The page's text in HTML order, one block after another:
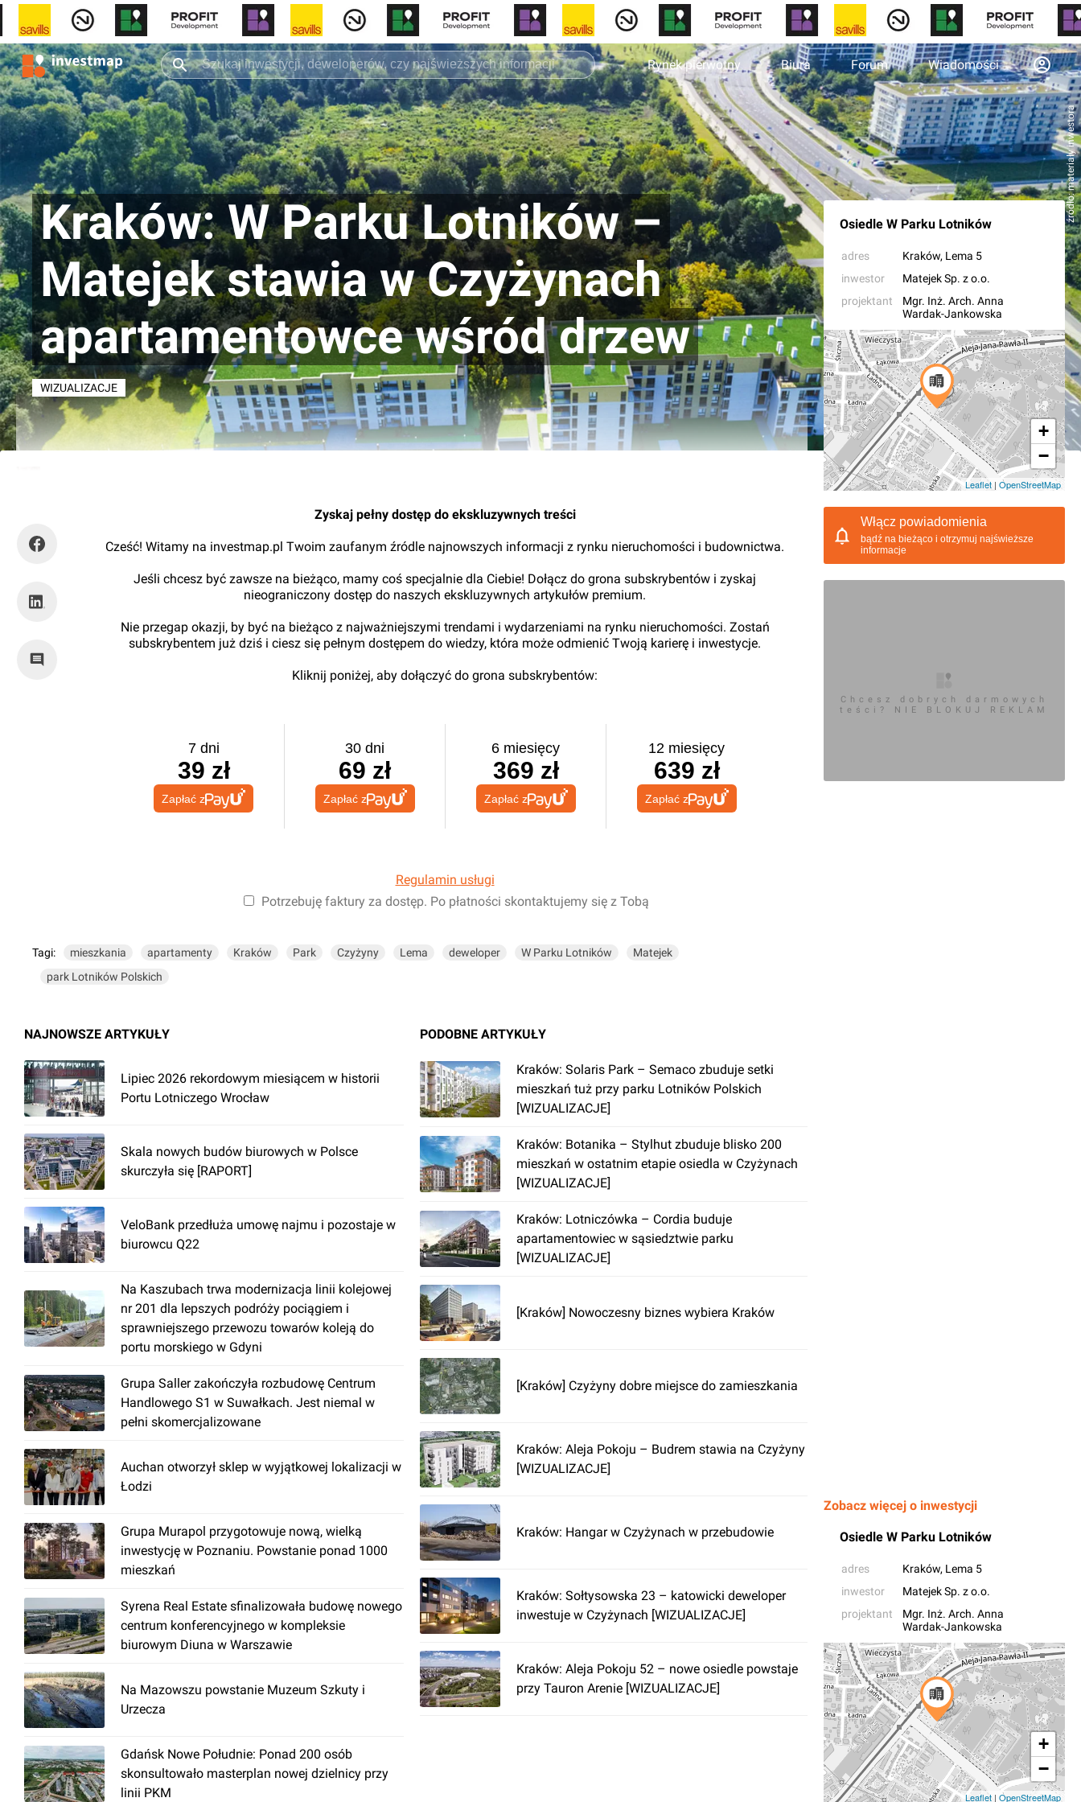
Rynek pierwotny Biura Forum Wiadomości
źródło: materiały inwestora
Kraków: W Parku Lotników –
Matejek stawia w Czyżynach
apartamentowce wśród drzew
WIZUALIZACJE
Osiedle W Parku Lotników
adres Kraków, Lema 5
inwestor
Matejek Sp. z o.o.
projektant
Mgr. Inż. Arch. Anna
Wardak-Jankowska
+
−
Leaflet | OpenStreetMap
Zyskaj pełny dostęp do ekskluzywnych treści
Cześć! Witamy na investmap.pl Twoim zaufanym źródle najnowszych informacji z rynku nieruchomości i budownictwa.
Jeśli chcesz być zawsze na bieżąco, mamy coś specjalnie dla Ciebie! Dołącz do grona subskrybentów i zyskaj
nieograniczony dostęp do naszych ekskluzywnych artykułów premium.
Nie przegap okazji, by być na bieżąco z najważniejszymi trendami i wydarzeniami na rynku nieruchomości. Zostań
subskrybentem już dziś i ciesz się pełnym dostępem do wiedzy, która może odmienić Twoją karierę i inwestycje.
Kliknij poniżej, aby dołączyć do grona subskrybentów:
7 dni
39 zł
Zapłać z
30 dni
69 zł
Zapłać z
6 miesięcy
369 zł
Zapłać z
12 miesięcy
639 zł
Zapłać z
Regulamin usługi
Potrzebuję faktury za dostęp. Po płatności skontaktujemy się z Tobą
Tagi: mieszkania apartamenty Kraków Park Czyżyny Lema deweloper W Parku Lotników
Matejek
park Lotników Polskich
NAJNOWSZE ARTYKUŁY
Lipiec 2026 rekordowym miesiącem w historii
Portu Lotniczego Wrocław
Skala nowych budów biurowych w Polsce
skurczyła się [RAPORT]
VeloBank przedłuża umowę najmu i pozostaje w
biurowcu Q22
Na Kaszubach trwa modernizacja linii kolejowej
nr 201 dla lepszych podróży pociągiem i
sprawniejszego przewozu towarów koleją do
portu morskiego w Gdyni
Grupa Saller zakończyła rozbudowę Centrum
Handlowego S1 w Suwałkach. Jest niemal w
pełni skomercjalizowane
Auchan otworzył sklep w wyjątkowej lokalizacji w
Łodzi
Grupa Murapol przygotowuje nową, wielką
inwestycję w Poznaniu. Powstanie ponad 1000
mieszkań
Syrena Real Estate sfinalizowała budowę nowego
centrum konferencyjnego w kompleksie
biurowym Diuna w Warszawie
Na Mazowszu powstanie Muzeum Szkuty i
Urzecza
Gdańsk Nowe Południe: Ponad 200 osób
skonsultowało masterplan nowej dzielnicy przy
linii PKM
PODOBNE ARTYKUŁY
Kraków: Solaris Park – Semaco zbuduje setki
mieszkań tuż przy parku Lotników Polskich
[WIZUALIZACJE]
Kraków: Botanika – Stylhut zbuduje blisko 200
mieszkań w ostatnim etapie osiedla w Czyżynach
[WIZUALIZACJE]
Kraków: Lotniczówka – Cordia buduje
apartamentowiec w sąsiedztwie parku
[WIZUALIZACJE]
[Kraków] Nowoczesny biznes wybiera Kraków
[Kraków] Czyżyny dobre miejsce do zamieszkania
Kraków: Aleja Pokoju – Budrem stawia na Czyżyny
[WIZUALIZACJE]
Kraków: Hangar w Czyżynach w przebudowie
Kraków: Sołtysowska 23 – katowicki deweloper
inwestuje w Czyżynach [WIZUALIZACJE]
Kraków: Aleja Pokoju 52 – nowe osiedle powstaje
przy Tauron Arenie [WIZUALIZACJE]
Włącz powiadomienia
bądź na bieżąco i otrzymuj najświeższe
informacje
Chcesz dobrych darmowych
teści? NIE BLOKUJ REKLAM
Zobacz więcej o inwestycji
Osiedle W Parku Lotników
adres Kraków, Lema 5
inwestor
Matejek Sp. z o.o.
projektant
Mgr. Inż. Arch. Anna
Wardak-Jankowska
+
−
Leaflet | OpenStreetMap